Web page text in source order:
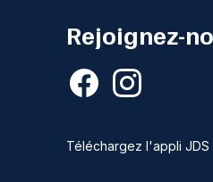
Rejoignez-
Téléchargez l'appli JDS